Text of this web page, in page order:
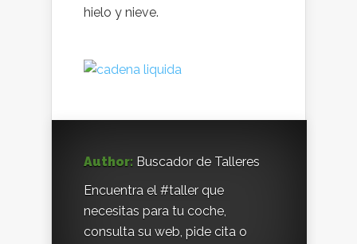
hielo y nieve.
Author: Buscador de Talleres
Encuentra el #taller que
necesitas para tu coche,
consulta su web, pide cita o